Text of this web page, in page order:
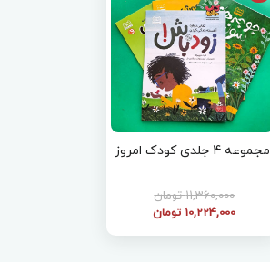
مجموعه 4 جلدی کودک امروز
11,360,000 تومان
10,224,000 تومان